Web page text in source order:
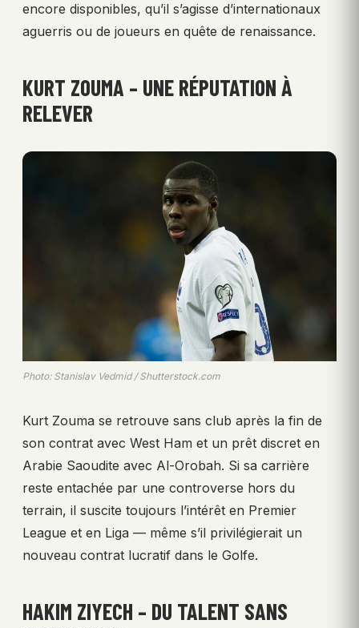
encore disponibles, qu’il s’agisse d’internationaux
aguerris ou de joueurs en quête de renaissance.
KURT ZOUMA – UNE RÉPUTATION À
RELEVER
Photo: Stanislav Vedmid / Shutterstock.com
Kurt Zouma se retrouve sans club après la fin de
son contrat avec West Ham et un prêt discret en
Arabie Saoudite avec Al-Orobah. Si sa carrière
reste entachée par une controverse hors du
terrain, il suscite toujours l’intérêt en Premier
League et en Liga — même s’il privilégierait un
nouveau contrat lucratif dans le Golfe.
HAKIM ZIYECH – DU TALENT SANS